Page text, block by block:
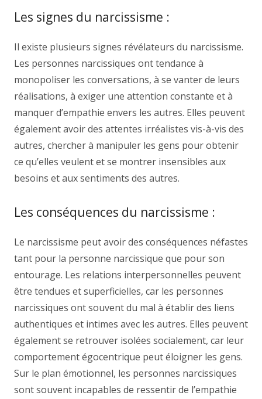
Les signes du narcissisme :
Il existe plusieurs signes révélateurs du narcissisme.
Les personnes narcissiques ont tendance à
monopoliser les conversations, à se vanter de leurs
réalisations, à exiger une attention constante et à
manquer d’empathie envers les autres. Elles peuvent
également avoir des attentes irréalistes vis-à-vis des
autres, chercher à manipuler les gens pour obtenir
ce qu’elles veulent et se montrer insensibles aux
besoins et aux sentiments des autres.
Les conséquences du narcissisme :
Le narcissisme peut avoir des conséquences néfastes
tant pour la personne narcissique que pour son
entourage. Les relations interpersonnelles peuvent
être tendues et superficielles, car les personnes
narcissiques ont souvent du mal à établir des liens
authentiques et intimes avec les autres. Elles peuvent
également se retrouver isolées socialement, car leur
comportement égocentrique peut éloigner les gens.
Sur le plan émotionnel, les personnes narcissiques
sont souvent incapables de ressentir de l’empathie